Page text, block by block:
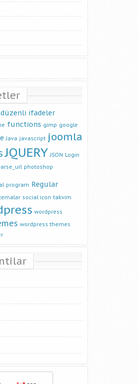
düzenli ifadeler
functions gimp google
Java javascript joomla
JQUERY JSON Login
photoshop
program Regular
social icon takvim
wordpress
wordpress themes